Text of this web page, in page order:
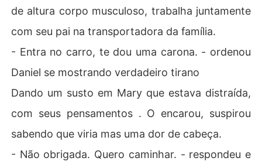
de altura corpo musculoso, trabalha juntamente
com seu pai na transportadora da família.
- Entra no carro, te dou uma carona. - ordenou
Daniel se mostrando verdadeiro tirano
Dando um susto em Mary que estava distraída,
com seus pensamentos . O encarou, suspirou
sabendo que viria mas uma dor de cabeça.
- Não obrigada. Quero caminhar. - respondeu e